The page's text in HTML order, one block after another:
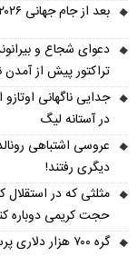
بعد از جام جهانی ۲۰۲۶؛ رونالدو، مسی و مودریچ هنوز خداحافظی نکرده‌اند
دعوای شجاع و
تراکتور پیش از آمدن
جدایی ناگهانی
در آستانه لیگ
دیگری رفتند!
مثلثی که در استقلال
حجت کریمی دوباره
گره ۷۰۰ هزار دلاری پرسپولیس؛ دنیل گرا برای فسخ چقدر پول می‌خواهد؟